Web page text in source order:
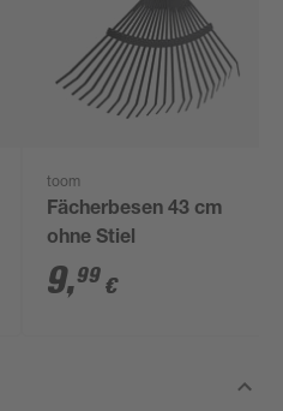
toom
Fächerbesen 43 cm
ohne Stiel
9,99 €